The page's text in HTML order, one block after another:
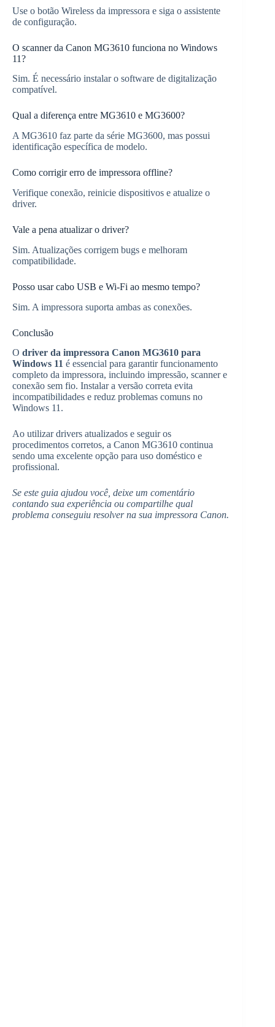
Use o botão Wireless da impressora e siga o assistente
de configuração.
O scanner da Canon MG3610 funciona no Windows
11?
Sim. É necessário instalar o software de digitalização
compatível.
Qual a diferença entre MG3610 e MG3600?
A MG3610 faz parte da série MG3600, mas possui
identificação específica de modelo.
Como corrigir erro de impressora offline?
Verifique conexão, reinicie dispositivos e atualize o
driver.
Vale a pena atualizar o driver?
Sim. Atualizações corrigem bugs e melhoram
compatibilidade.
Posso usar cabo USB e Wi-Fi ao mesmo tempo?
Sim. A impressora suporta ambas as conexões.
Conclusão
O driver da impressora Canon MG3610 para
Windows 11 é essencial para garantir funcionamento
completo da impressora, incluindo impressão, scanner e
conexão sem fio. Instalar a versão correta evita
incompatibilidades e reduz problemas comuns no
Windows 11.
Ao utilizar drivers atualizados e seguir os
procedimentos corretos, a Canon MG3610 continua
sendo uma excelente opção para uso doméstico e
profissional.
Se este guia ajudou você, deixe um comentário
contando sua experiência ou compartilhe qual
problema conseguiu resolver na sua impressora Canon.